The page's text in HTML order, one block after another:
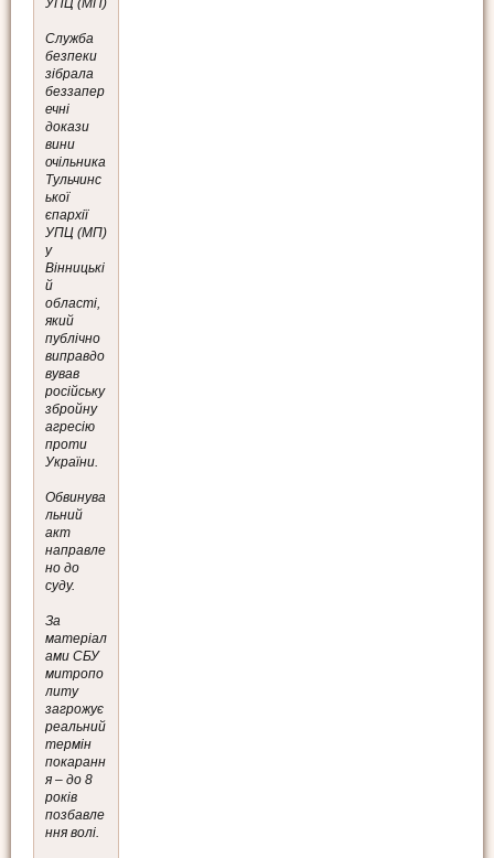
Служба
безпеки
зібрала
беззапер
ечні
докази
вини
очільника
Тульчинс
ької
єпархії
УПЦ (МП)
у
Вінницькі
й
області,
який
публічно
виправдо
вував
російську
збройну
агресію
проти
України.
Обвинува
льний
акт
направле
но до
суду.
За
матеріал
ами СБУ
митропо
литу
загрожує
реальний
термін
покаранн
я – до 8
років
позбавле
ння волі.